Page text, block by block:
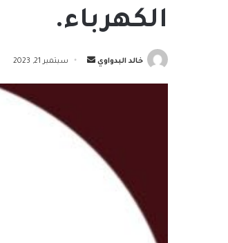
الكهرباء.
خالد البدواوي
أرسل سبتمبر 21, 2023